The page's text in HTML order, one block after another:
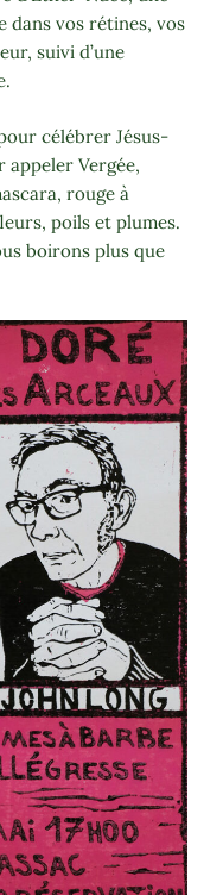
dans vos rétines, vos
suivi d’une
célébrer Jésus-
Vergée,
rouge à
poils et plumes.
boirons plus que